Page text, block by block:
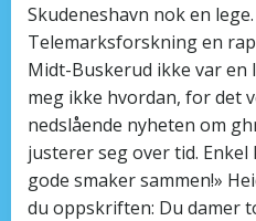
Skudeneshavn nok en
Telemarksforskning en
Midt-Buskerud ikke var en
meg ikke hvordan, for det
nedslående nyheten om
justerer seg over tid.
gode smaker ­sammen!»
du oppskriften: Du damer